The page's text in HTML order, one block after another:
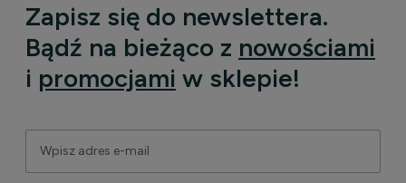
Zapisz się do newslettera.
Bądź na bieżąco z nowościami
i promocjami w sklepie!